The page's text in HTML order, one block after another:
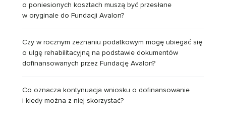
o poniesionych kosztach muszą być przesłane
w oryginale do Fundacji Avalon?
Czy w rocznym zeznaniu podatkowym mogę ubiegać się
o ulgę rehabilitacyjną na podstawie dokumentów
dofinansowanych przez Fundację Avalon?
Co oznacza kontynuacja wniosku o dofinansowanie
i kiedy można z niej skorzystać?